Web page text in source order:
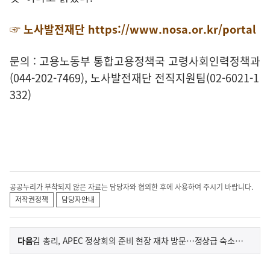
☞ 노사발전재단 https://www.nosa.or.kr/portal
문의 : 고용노동부 통합고용정책국 고령사회인력정책과
(044-202-7469), 노사발전재단 전직지원팀(02-6021-1
332)
공공누리가 부착되지 않은 자료는 담당자와 협의한 후에 사용하여 주시기 바랍니다.
저작권정책
담당자안내
이
전
다음기
사
김 총리, APEC 정상회의 준비 현장 재차 방문…정상급 숙소 점검